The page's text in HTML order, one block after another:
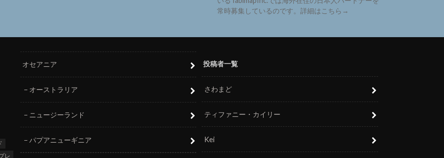
常時募集しているのです。詳細はこちら→
レ
オセアニア
オーストラリア
ニュージーランド
パプアニューギニア
投稿者一覧
さわまど
ティファニー・カイリー
Kei